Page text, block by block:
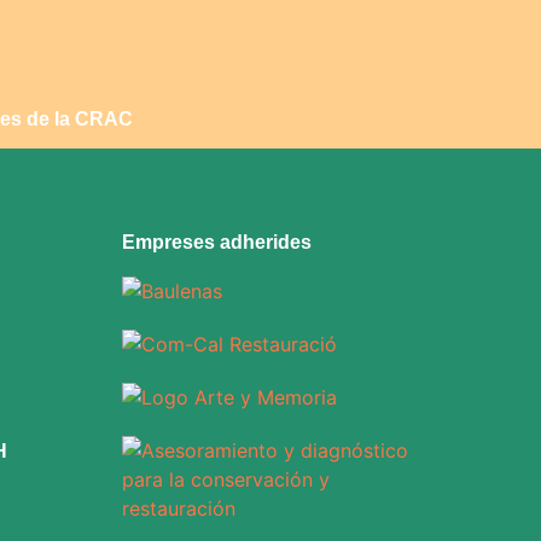
de la CRAC
Empreses adherides